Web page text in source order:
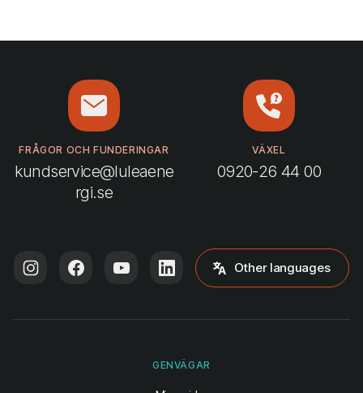
FRÅGOR OCH FUNDERINGAR
kundservice@luleaene
rgi.se
VÄXEL
0920-26 44 00
Other languages
GENVÄGAR